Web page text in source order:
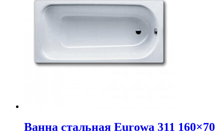
Ванна стальная Eurowa 311 160×70